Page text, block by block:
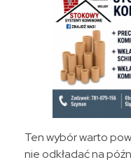
Ten wybór warto
nie odkładać na